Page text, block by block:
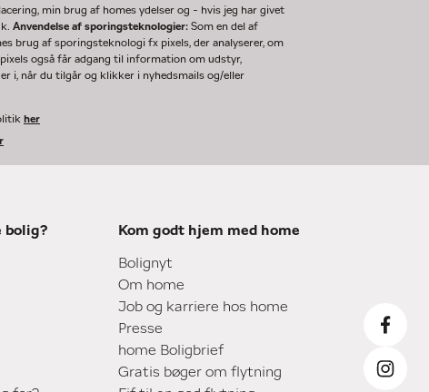
min brug af homes ydelser og - hvis jeg har givet
Anvendelse af sporingsteknologier:Som en del af
brug af sporingsteknologi fx pixels, der analyserer, om
også får adgang til information om udstyr,
i, når du tilgår og klikker i nyhedsmails og/eller
her
bolig? Kom godt hjem med home
Bolignyt
Om home
Job og karriere hos home
Presse
home Boligbrief
Gratis bøger om flytning